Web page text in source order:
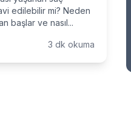
edilebilir mi? Neden
başlar ve nasıl...
3 dk okuma